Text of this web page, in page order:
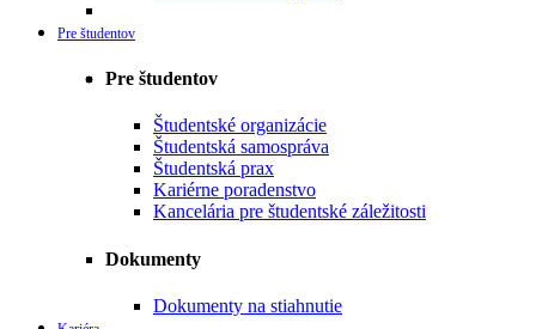
Pre študentov
Pre študentov
Študentské organizácie
Študentská samospráva
Študentská prax
Kariérne poradenstvo
Kancelária pre študentské záležitosti
Dokumenty
Dokumenty na stiahnutie